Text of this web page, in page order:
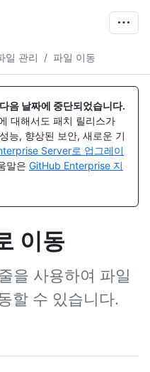
일 관리 / 파일 이동
음 날짜에 중단되었습니다.
대해서도 패치 릴리스가
능, 향상된 보안, 새로운 기
Server로 업그레이
말은 GitHub Enterprise 지
이동
을 사용하여 파일
할 수 있습니다.